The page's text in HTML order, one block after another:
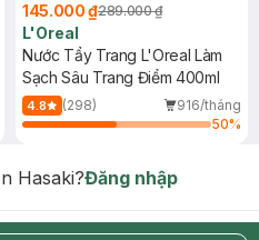
145.000 ₫289.000 ₫
L'Oreal
Nước Tẩy Trang L'Oreal Làm
Sạch Sâu Trang Điểm 400ml
4.8 (298)
916/tháng
50%
Hasaki?Đăng nhập